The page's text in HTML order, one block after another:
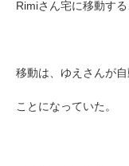
Rimiさん宅に移動する
移動は、ゆえさんが
ことになっていた。